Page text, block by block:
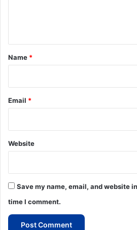
*
Name *
Email *
Website
Save my name, email, and website
time I comment.